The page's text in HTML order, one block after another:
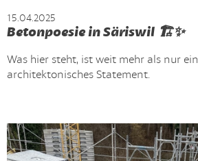
15.04.2025
Betonpoesie in Säriswil 🏗️✨
Was hier steht, ist weit mehr als nur
architektonisches Statement.